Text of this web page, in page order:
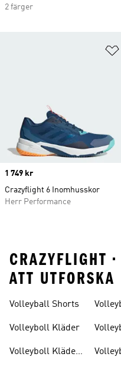
2 färger
Price
1 749 kr
Crazyflight 6 Inomhusskor
Herr Performance
CRAZYFLIGHT
ATT UTFORSKA
Volleyball Shorts
Volleyboll Kläder
Volleyboll Kläder